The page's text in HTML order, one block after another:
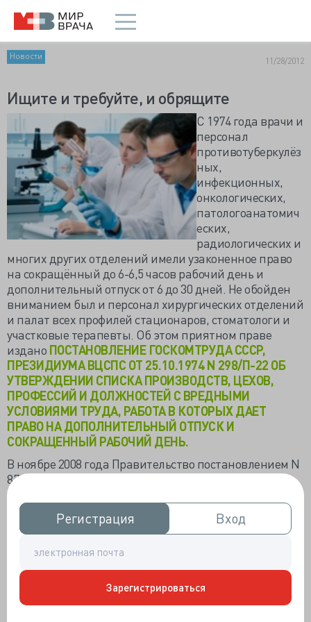
Регистрация
Регистрация Вход
Вход
Зарегистрироваться
Новости 11/28/2012
Ищите и требуйте, и обрящите
С 1974 года врачи и
персонал
противотуберкулёз
ных,
инфекционных,
онкологических,
патологоанатомич
еских,
радиологических и
многих других отделений имели узаконенное право
на сокращённый до 6-6,5 часов рабочий день и
дополнительный отпуск от 6 до 30 дней. Не обойден
вниманием был и персонал хирургических отделений
и палат всех профилей стационаров, стоматологи и
участковые терапевты. Об этом приятном праве
издано ПОСТАНОВЛЕНИЕ ГОСКОМТРУДА СССР,
ПРЕЗИДИУМА ВЦСПС ОТ 25.10.1974 N 298/П-22 ОБ
УТВЕРЖДЕНИИ СПИСКА ПРОИЗВОДСТВ, ЦЕХОВ,
ПРОФЕССИЙ И ДОЛЖНОСТЕЙ С ВРЕДНЫМИ
УСЛОВИЯМИ ТРУДА, РАБОТА В КОТОРЫХ ДАЕТ
ПРАВО НА ДОПОЛНИТЕЛЬНЫЙ ОТПУСК И
СОКРАЩЕННЫЙ РАБОЧИЙ ДЕНЬ.
В ноябре 2008 года Правительство постановлением N
870 «Об установлении сокращенной
продолжительности рабочего времени, ежегодного
дополнительного оплачиваемого отпуска,
повышенной оплаты труда работникам, занятым на
тяжелых работах, работах с вредными и (или)
опасными и иными условиями труда» подтвердило
преференции. Оно декларировало 36-часовую
неделю, ежегодный дополнительный оплачиваемый
отпуск не менее 7 дней, повышение оплаты труда не